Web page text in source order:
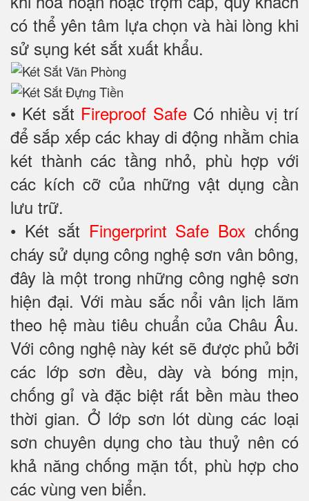
có thể yên tâm lựa chọn và hài lòng khi
sử sụng két sắt xuất khẩu.
• Két sắt Fireproof SafeCó nhiều vị trí
để sắp xếp các khay di động nhằm chia
két thành các tầng nhỏ, phù hợp với
các kích cỡ của những vật dụng cần
lưu trữ.
• Két sắt Fingerprint Safe Box chống
cháy sử dụng công nghệ sơn vân bông,
đây là một trong những công nghệ sơn
hiện đại. Với màu sắc nổi vân lịch lãm
theo hệ màu tiêu chuẩn của Châu Âu.
Với công nghệ này két sẽ được phủ bởi
các lớp sơn đều, dày và bóng mịn,
chống gỉ và đặc biệt rất bền màu theo
thời gian. Ở lớp sơn lót dùng các loại
sơn chuyên dụng cho tàu thuỷ nên có
khả năng chống mặn tốt, phù hợp cho
các vùng ven biển.